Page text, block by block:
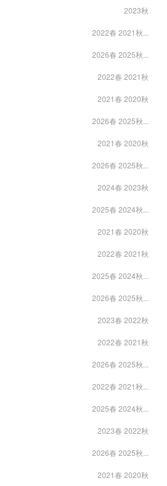
2023秋
2022春 2021秋...
2026春 2025秋...
2022春 2021秋
2021春 2020秋
2026春 2025秋...
2021春 2020秋
2026春 2025秋...
2024春 2023秋
2025春 2024秋...
2021春 2020秋
2022春 2021秋
2025春 2024秋...
2026春 2025秋...
2023春 2022秋
2022春 2021秋
2026春 2025秋...
2022春 2021秋...
2025春 2024秋...
2023春 2022秋
2026春 2025秋...
2021春 2020秋